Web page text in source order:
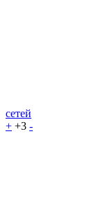
сетей
+ +3 -